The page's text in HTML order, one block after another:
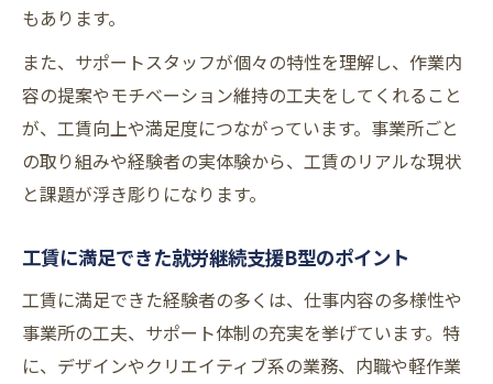
もあります。
また、サポートスタッフが個々の特性を理解し、作業内
容の提案やモチベーション維持の工夫をしてくれること
が、工賃向上や満足度につながっています。事業所ごと
の取り組みや経験者の実体験から、工賃のリアルな現状
と課題が浮き彫りになります。
工賃に満足できた就労継続支援B型のポイント
工賃に満足できた経験者の多くは、仕事内容の多様性や
事業所の工夫、サポート体制の充実を挙げています。特
に、デザインやクリエイティブ系の業務、内職や軽作業